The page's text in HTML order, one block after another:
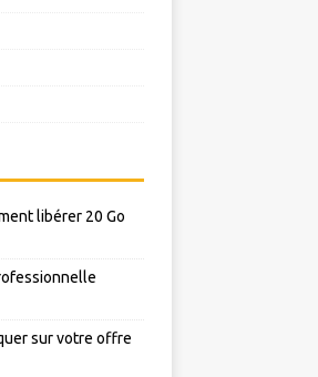
libérer 20 Go
sur votre offre